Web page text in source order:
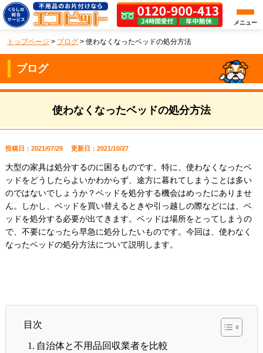
メニュー
トップページ > ブログ > 使わなくなったベッドの処分方法
ブログ
使わなくなったベッドの処分方法
投稿日：2021/07/29 更新日：2021/10/27
大型の家具は処分するのに困るものです。特に、使わなくなったベ
ッドをどうしたらよいかわからず、途方に暮れてしまうことは多い
のではないでしょうか？ベッドを処分する機会はめったにありませ
ん。しかし、ベッドを買い替えるときや引っ越しの際などには、ベ
ッドを処分する必要が出てきます。ベッドは場所をとってしまうの
で、不要になったら早急に処分したいものです。今回は、使わなく
なったベッドの処分方法について説明します。
目次
自治体と不用品回収業者を比較